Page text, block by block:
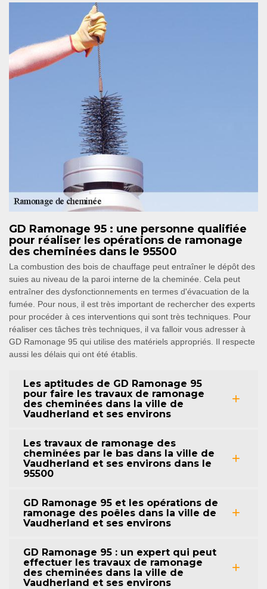
GD Ramonage 95 : une personne qualifiée
pour réaliser les opérations de ramonage
des cheminées dans le 95500
La combustion des bois de chauffage peut entraîner le dépôt des
suies au niveau de la paroi interne de la cheminée. Cela peut
entraîner des dysfonctionnements en termes d'évacuation de la
fumée. Pour nous, il est très important de rechercher des experts
pour procéder à ces interventions qui sont très techniques. Pour
réaliser ces tâches très techniques, il va falloir vous adresser à
GD Ramonage 95 qui utilise des matériels appropriés. Il respecte
aussi les délais qui ont été établis.
Les aptitudes de GD Ramonage 95
pour faire les travaux de ramonage
des cheminées dans la ville de
Vaudherland et ses environs
Les travaux de ramonage des
cheminées par le bas dans la ville de
Vaudherland et ses environs dans le
95500
GD Ramonage 95 et les opérations de
ramonage des poêles dans la ville de
Vaudherland et ses environs
GD Ramonage 95 : un expert qui peut
effectuer les travaux de ramonage
des cheminées dans la ville de
Vaudherland et ses environs